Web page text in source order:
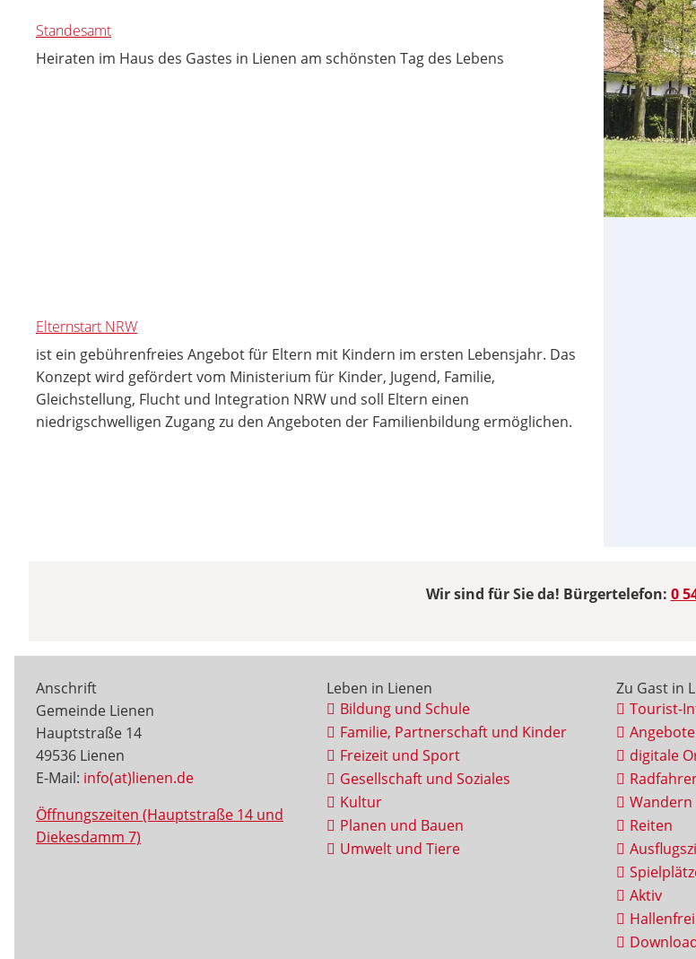
Standesamt
Heiraten im Haus des Gastes in Lienen am schönsten Tag des Lebens
Elternstart NRW
ist ein gebührenfreies Angebot für Eltern mit Kindern im ersten Lebensjahr. Das
Konzept wird gefördert vom Ministerium für Kinder, Jugend, Familie,
Gleichstellung, Flucht und Integration NRW und soll Eltern einen
niedrigschwelligen Zugang zu den Angeboten der Familienbildung ermöglichen.
Wir sind für Sie da! Bürgertelefon: 0
Anschrift
Gemeinde Lienen
Hauptstraße 14
49536 Lienen
E-Mail: info(at)lienen.de
Öffnungszeiten (Hauptstraße 14 und
Diekesdamm 7)
Leben in Lienen
Bildung und Schule
Familie, Partnerschaft und Kinder
Freizeit und Sport
Gesellschaft und Soziales
Kultur
Planen und Bauen
Umwelt und Tiere
Zu Gast in
Tourist-
digitale
Wandern
Reiten
Aktiv